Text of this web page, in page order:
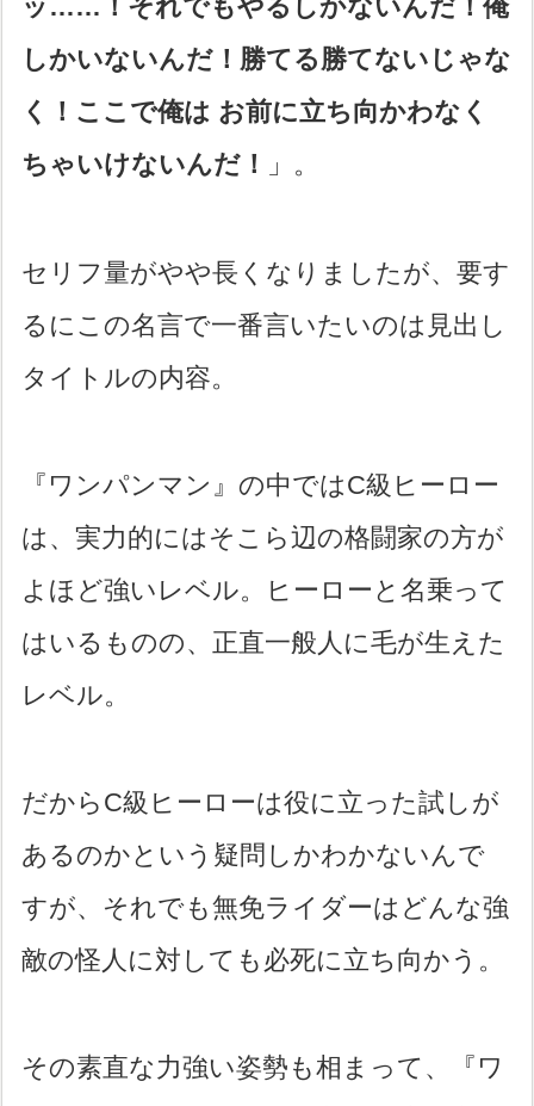
ッ……！それでもやるしかないんだ！俺
しかいないんだ！勝てる勝てないじゃな
く！ここで俺は お前に立ち向かわなく
ちゃいけないんだ！
」。
セリフ量がやや長くなりましたが、要す
るにこの名言で一番言いたいのは見出し
タイトルの内容。
『ワンパンマン』の中ではC級ヒーロー
は、実力的にはそこら辺の格闘家の方が
よほど強いレベル。ヒーローと名乗って
はいるものの、正直一般人に毛が生えた
レベル。
だからC級ヒーローは役に立った試しが
あるのかという疑問しかわかないんで
すが、それでも無免ライダーはどんな強
敵の怪人に対しても必死に立ち向かう。
その素直な力強い姿勢も相まって、『ワ